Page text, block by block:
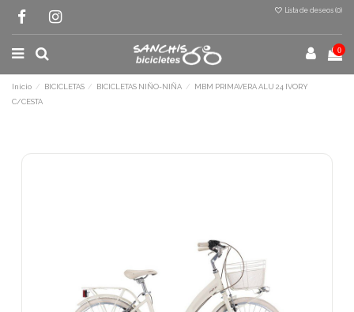
Lista de deseos (0)
0
Inicio BICICLETAS BICICLETAS NIÑO-NIÑA
MBM PRIMAVERA ALU 24 IVORY
C/CESTA
IVORY C/CESTA